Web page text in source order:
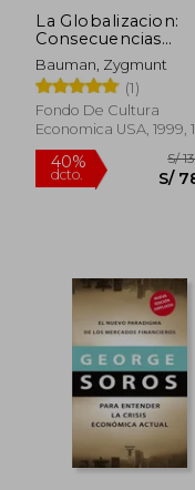
La Globalizacion:
Consecuencias
Humanas
Bauman, Zygmunt
(1)
Fondo De Cultura
Economica USA, 1999, 1
Edición, Tapa Blanda,
Nuevo